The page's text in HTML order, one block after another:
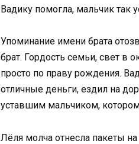
Вадику помогла, мальчик так
Упоминание имени брата
брат. Гордость семьи, свет в
просто по праву рождения.
отличные деньги, ездил на
уставшим мальчиком,
Лёля молча отнесла пакеты